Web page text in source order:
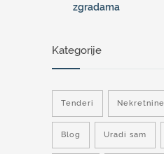
zgradama
Kategorije
Tenderi Nekretnine
Blog Uradi sam